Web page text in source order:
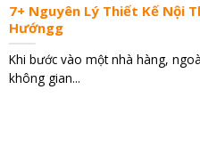
7+ Nguyên Lý Thiết Kế Nội
Hướngg
Khi bước vào một nhà hàng,